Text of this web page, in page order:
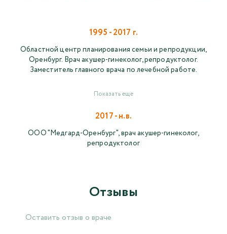
1995 - 2017 г.
Областной центр планирования семьи и репродукции,
Оренбург. Врач акушер-гинеколог, репродуктолог.
Заместитель главного врача по лечебной работе.
Показать еще
2017 - н.в.
ООО "Медгард-Оренбург", врач акушер-гинеколог,
репродуктолог
Отзывы
Оставить отзыв о враче